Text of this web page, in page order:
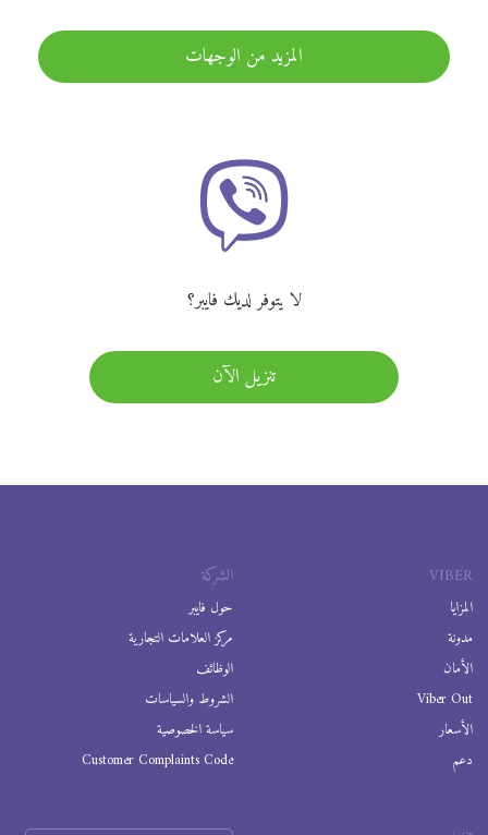
المزيد من الوجهات
لا يتوفر لديك فايبر؟
تنزيل الآن
VIBER
المزايا
مدونة
الأمان
Viber Out
الأسعار
دعم
الشركة
حول فايبر
مركز العلامات التجارية
الوظائف
الشروط والسياسات
سياسة الخصوصية
Customer Complaints Code